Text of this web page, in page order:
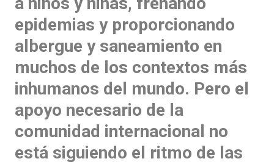
epidemias y proporcionando
albergue y saneamiento en
muchos de los contextos más
inhumanos del mundo. Pero el
apoyo necesario de la
comunidad internacional no
está siguiendo el ritmo de las